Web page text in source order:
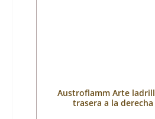
Austroflamm Arte
trasera a la